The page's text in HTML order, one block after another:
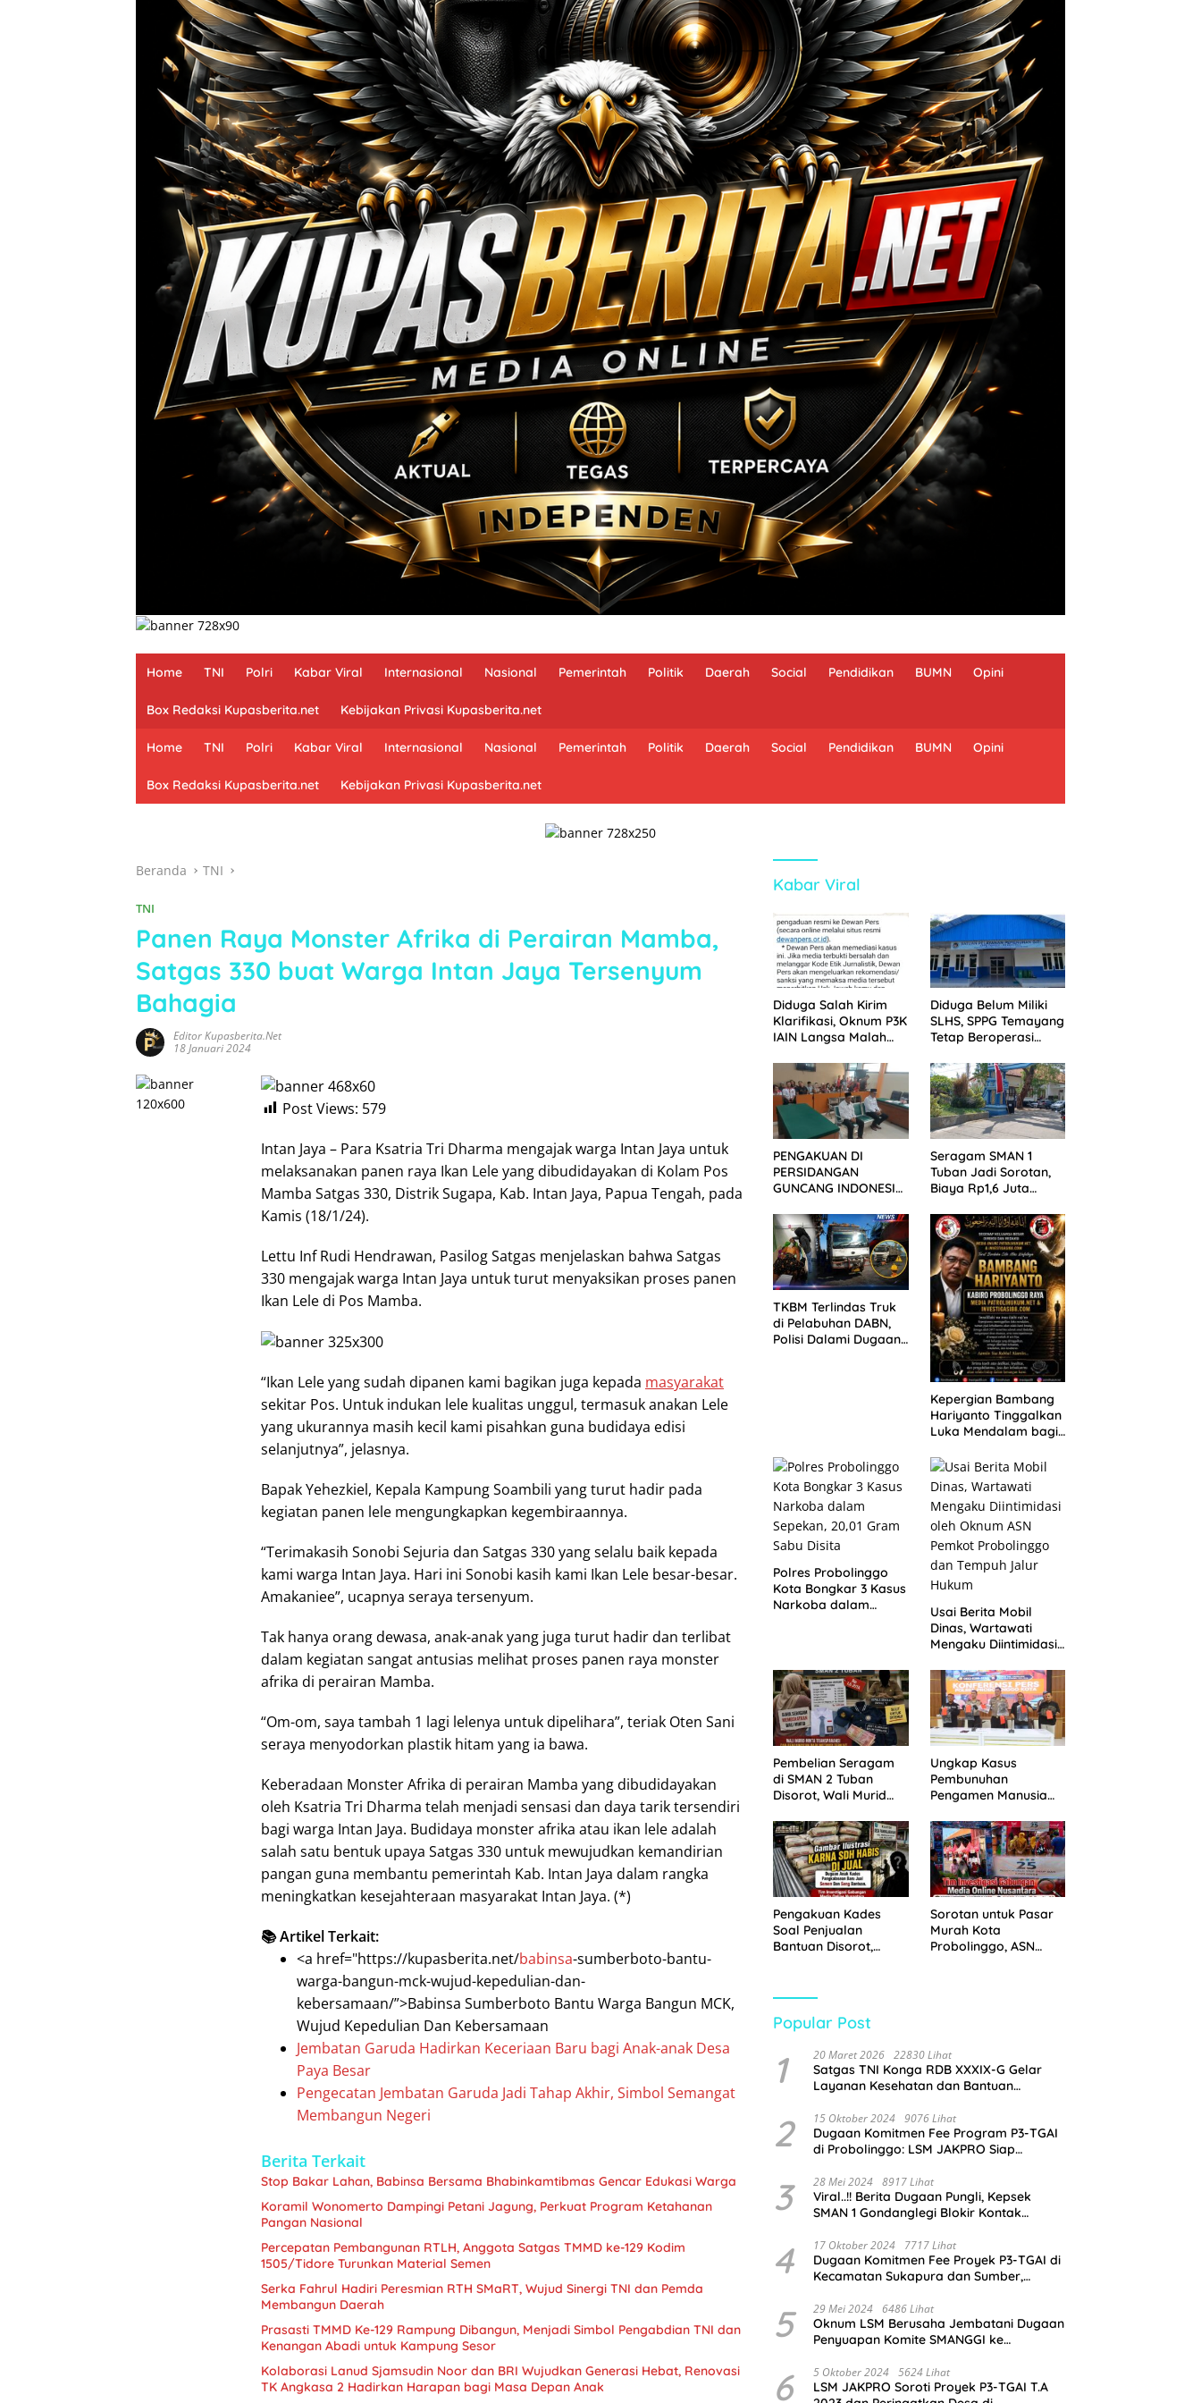
Home TNI Polri Kabar Viral Internasional Nasional Pemerintah Politik Daerah Social Pendidikan BUMN Opini
Box Redaksi Kupasberita.net Kebijakan Privasi Kupasberita.net
Home TNI Polri Kabar Viral Internasional Nasional Pemerintah Politik Daerah Social Pendidikan BUMN Opini
Box Redaksi Kupasberita.net Kebijakan Privasi Kupasberita.net
Beranda TNI
TNI
Panen Raya Monster Afrika di Perairan Mamba,
Satgas 330 buat Warga Intan Jaya Tersenyum
Bahagia
Editor Kupasberita.net
18 Januari 2024
Post Views: 579
Intan Jaya – Para Ksatria Tri Dharma mengajak warga Intan Jaya untuk
melaksanakan panen raya Ikan Lele yang dibudidayakan di Kolam Pos
Mamba Satgas 330, Distrik Sugapa, Kab. Intan Jaya, Papua Tengah, pada
Kamis (18/1/24).
Lettu Inf Rudi Hendrawan, Pasilog Satgas menjelaskan bahwa Satgas
330 mengajak warga Intan Jaya untuk turut menyaksikan proses panen
Ikan Lele di Pos Mamba.
“Ikan Lele yang sudah dipanen kami bagikan juga kepada masyarakat
sekitar Pos. Untuk indukan lele kualitas unggul, termasuk anakan Lele
yang ukurannya masih kecil kami pisahkan guna budidaya edisi
selanjutnya”, jelasnya.
Bapak Yehezkiel, Kepala Kampung Soambili yang turut hadir pada
kegiatan panen lele mengungkapkan kegembiraannya.
“Terimakasih Sonobi Sejuria dan Satgas 330 yang selalu baik kepada
kami warga Intan Jaya. Hari ini Sonobi kasih kami Ikan Lele besar-besar.
Amakaniee”, ucapnya seraya tersenyum.
Tak hanya orang dewasa, anak-anak yang juga turut hadir dan terlibat
dalam kegiatan sangat antusias melihat proses panen raya monster
afrika di perairan Mamba.
“Om-om, saya tambah 1 lagi lelenya untuk dipelihara”, teriak Oten Sani
seraya menyodorkan plastik hitam yang ia bawa.
Keberadaan Monster Afrika di perairan Mamba yang dibudidayakan
oleh Ksatria Tri Dharma telah menjadi sensasi dan daya tarik tersendiri
bagi warga Intan Jaya. Budidaya monster afrika atau ikan lele adalah
salah satu bentuk upaya Satgas 330 untuk mewujudkan kemandirian
pangan guna membantu pemerintah Kab. Intan Jaya dalam rangka
meningkatkan kesejahteraan masyarakat Intan Jaya. (*)
📚 Artikel Terkait:
<a href="https://kupasberita.net/babinsa-sumberboto-bantu-
warga-bangun-mck-wujud-kepedulian-dan-
kebersamaan/”>Babinsa Sumberboto Bantu Warga Bangun MCK,
Wujud Kepedulian Dan Kebersamaan
Jembatan Garuda Hadirkan Keceriaan Baru bagi Anak-anak Desa
Paya Besar
Pengecatan Jembatan Garuda Jadi Tahap Akhir, Simbol Semangat
Membangun Negeri
Berita Terkait
Stop Bakar Lahan, Babinsa Bersama Bhabinkamtibmas Gencar Edukasi Warga
Koramil Wonomerto Dampingi Petani Jagung, Perkuat Program Ketahanan
Pangan Nasional
Percepatan Pembangunan RTLH, Anggota Satgas TMMD ke-129 Kodim
1505/Tidore Turunkan Material Semen
Serka Fahrul Hadiri Peresmian RTH SMaRT, Wujud Sinergi TNI dan Pemda
Membangun Daerah
Prasasti TMMD Ke-129 Rampung Dibangun, Menjadi Simbol Pengabdian TNI dan
Kenangan Abadi untuk Kampung Sesor
Kolaborasi Lanud Sjamsudin Noor dan BRI Wujudkan Generasi Hebat, Renovasi
TK Angkasa 2 Hadirkan Harapan bagi Masa Depan Anak
Kabar Viral
Diduga Salah Kirim
Klarifikasi, Oknum P3K
IAIN Langsa Malah
Dewan Pers
Diduga Belum Miliki
SLHS, SPPG Temayang
Tetap Beroperasi
PENGAKUAN DI
PERSIDANGAN
GUNCANG INDONESIA!
DITUNDA, KELUARGA
KORBAN MENGAMUK
DI PN MALANG
Seragam SMAN 1
Tuban Jadi Sorotan,
Biaya Rp1,6 Juta
SPMB 2026
TKBM Terlindas Truk
di Pelabuhan DABN,
Polisi Dalami Dugaan
Kepergian Bambang
Hariyanto Tinggalkan
Luka Mendalam bagi
Patrolihukum.net
Polres Probolinggo
Kota Bongkar 3 Kasus
Narkoba dalam
Usai Berita Mobil
Dinas, Wartawati
Mengaku Diintimidasi
Pemkot Probolinggo
dan Tempuh Jalur
Hukum
Pembelian Seragam
di SMAN 2 Tuban
Disorot, Wali Murid
Rp1,6 Juta
Ungkap Kasus
Pembunuhan
Pengamen Manusia
Probolinggo Kota
Tangkap Dua Pelaku
Pengakuan Kades
Soal Penjualan
Bantuan Disorot,
Sorotan untuk Pasar
Murah Kota
Probolinggo, ASN
Popular Post
1 20 Maret 2026 22830 Lihat
Satgas TNI Konga RDB XXXIX-G Gelar
Layanan Kesehatan dan Bantuan
2 15 Oktober 2024 9076 Lihat
Dugaan Komitmen Fee Program P3-TGAI
di Probolinggo: LSM JAKPRO Siap
3 28 Mei 2024 8917 Lihat
Viral..!! Berita Dugaan Pungli, Kepsek
SMAN 1 Gondanglegi Blokir Kontak
4 17 Oktober 2024 7717 Lihat
Dugaan Komitmen Fee Proyek P3-TGAI di
Kecamatan Sukapura dan Sumber,
Sikap
5 29 Mei 2024 6486 Lihat
Oknum LSM Berusaha Jembatani Dugaan
Penyuapan Komite SMANGGI ke
Juta
6 5 Oktober 2024 5624 Lihat
LSM JAKPRO Soroti Proyek P3-TGAI T.A